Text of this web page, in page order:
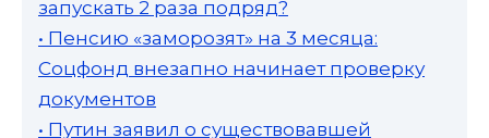
запускать 2 раза подряд?
• Пенсию «заморозят» на 3 месяца:
Соцфонд внезапно начинает проверку
документов
• Путин заявил о существовавшей